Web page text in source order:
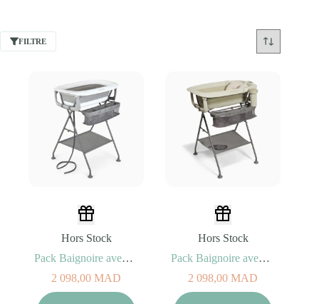
FILTRE
Hors Stock
Pack Baignoire avec Coussin + Support
2 098,00 MAD
Hors Stock
Pack Baignoire avec Coussin et Rince Cheveux + Support Beige fané
2 098,00 MAD